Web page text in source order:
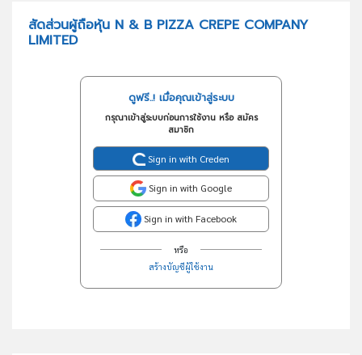
สัดส่วนผู้ถือหุ้น N & B PIZZA CREPE COMPANY
LIMITED
ดูฟรี..! เมื่อคุณเข้าสู่ระบบ
กรุณาเข้าสู่ระบบก่อนการใช้งาน หรือ สมัคร
สมาชิก
Sign in with Creden
Sign in with Google
Sign in with Facebook
หรือ
สร้างบัญชีผู้ใช้งาน